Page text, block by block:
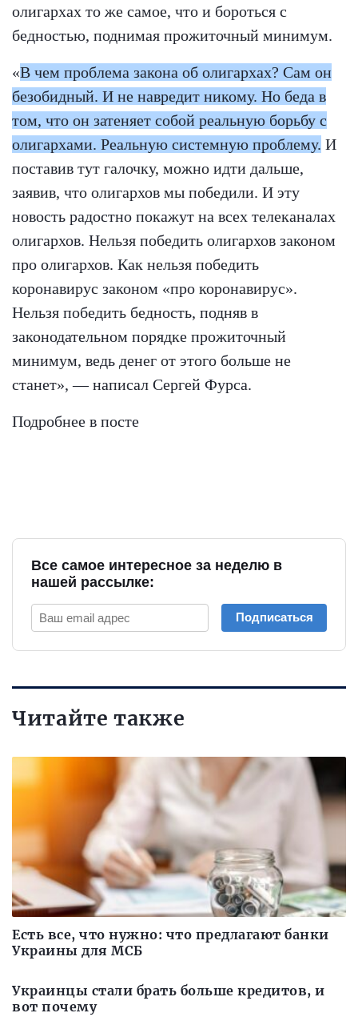
олигархах то же самое, что и бороться с
бедностью, поднимая прожиточный минимум.
«В чем проблема закона об олигархах? Сам он
безобидный. И не навредит никому. Но беда в
том, что он затеняет собой реальную борьбу с
олигархами. Реальную системную проблему. И
поставив тут галочку, можно идти дальше,
заявив, что олигархов мы победили. И эту
новость радостно покажут на всех телеканалах
олигархов. Нельзя победить олигархов законом
про олигархов. Как нельзя победить
коронавирус законом «про коронавирус».
Нельзя победить бедность, подняв в
законодательном порядке прожиточный
минимум, ведь денег от этого больше не
станет», — написал Сергей Фурса.
Подробнее в посте
Все самое интересное за неделю в
нашей рассылке:
Подписаться
Читайте также
Есть все, что нужно: что предлагают банки
Украины для МСБ
Украинцы стали брать больше кредитов, и
вот почему